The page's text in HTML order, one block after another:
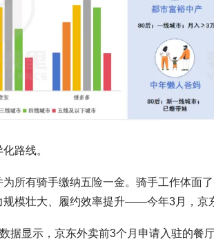
路线。
所有骑手缴纳五险一金。骑手工作体面
规模壮大、履约效率提升——今年3月，京
据显示，京东外卖前3个月申请入驻的餐